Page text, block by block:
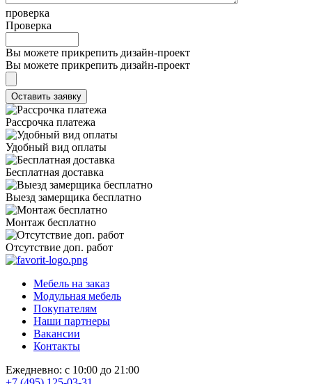
проверка
Проверка
Вы можете прикрепить дизайн-проект
Вы можете прикрепить дизайн-проект
Рассрочка платежа
Удобный вид оплаты
Бесплатная доставка
Выезд замерщика бесплатно
Монтаж бесплатно
Отсутствие доп. работ
Мебель на заказ
Модульная мебель
Покупателям
Наши партнеры
Вакансии
Контакты
Ежедневно: с 10:00 до 21:00